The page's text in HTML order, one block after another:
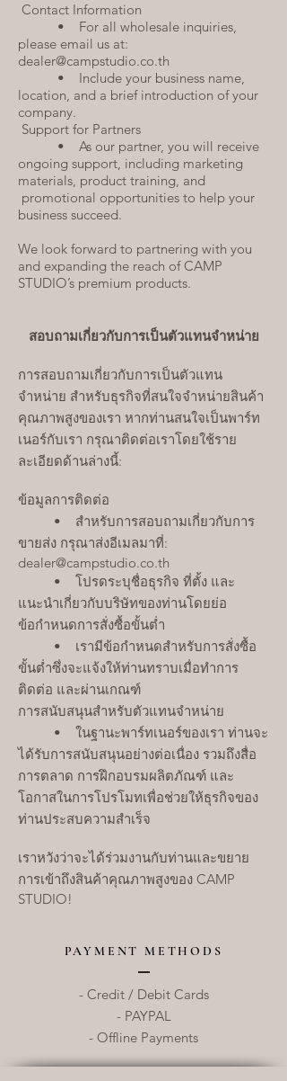
Contact Information
• For all wholesale inquiries,
please email us at:
dealer@campstudio.co.th
• Include your business name,
location, and a brief introduction of your
company.
Support for Partners
• As our partner, you will receive
ongoing support, including marketing
materials, product training, and
promotional opportunities to help your
business succeed.
We look forward to partnering with you
and expanding the reach of CAMP
STUDIO’s premium products.
สอบถามเกี่ยวกับการเป็นตัวแทนจำหน่าย
การสอบถามเกี่ยวกับการเป็นตัวแทน
จำหน่าย สำหรับธุรกิจที่สนใจจำหน่ายสินค้า
คุณภาพสูงของเรา หากท่านสนใจเป็นพาร์ท
เนอร์กับเรา กรุณาติดต่อเราโดยใช้ราย
ละเอียดด้านล่างนี้:
ข้อมูลการติดต่อ
• สำหรับการสอบถามเกี่ยวกับการ
ขายส่ง กรุณาส่งอีเมลมาที่:
dealer@campstudio.co.th
• โปรดระบุชื่อธุรกิจ ที่ตั้ง และ
แนะนำเกี่ยวกับบริษัทของท่านโดยย่อ
ข้อกำหนดการสั่งซื้อขั้นต่ำ
• เรามีข้อกำหนดสำหรับการสั่งซื้อ
ขั้นต่ำซึ่งจะแจ้งให้ท่านทราบเมื่อทำการ
ติดต่อ และผ่านเกณฑ์
การสนับสนุนสำหรับตัวแทนจำหน่าย
• ในฐานะพาร์ทเนอร์ของเรา ท่านจะ
ได้รับการสนับสนุนอย่างต่อเนื่อง รวมถึงสื่อ
การตลาด การฝึกอบรมผลิตภัณฑ์ และ
โอกาสในการโปรโมทเพื่อช่วยให้ธุรกิจของ
ท่านประสบความสำเร็จ
เราหวังว่าจะได้ร่วมงานกับท่านและขยาย
การเข้าถึงสินค้าคุณภาพสูงของ CAMP
STUDIO!
PAYMENT METHODS
- Credit / Debit Cards
- PAYPAL
- Offline Payments